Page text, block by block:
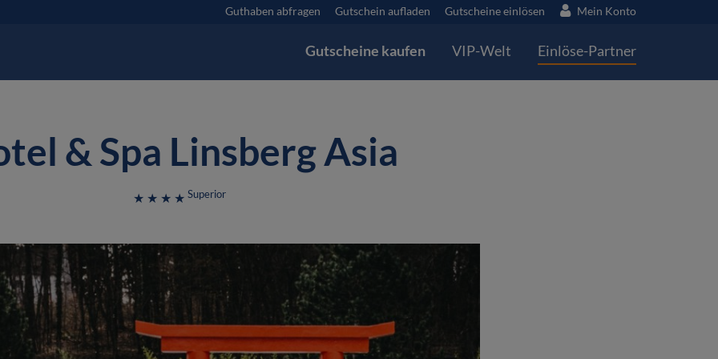
Gutscheine kaufen VIP-Welt Einlöse-Partner
Guthaben abfragen Gutschein aufladen Gutscheine einlösen Mein Konto
& Spa Linsberg Asia
★ ★ ★ ★ Superior